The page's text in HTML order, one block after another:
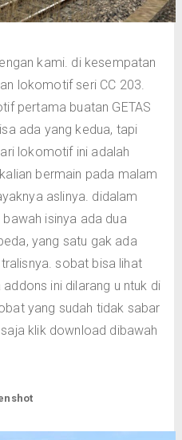
kami. di kesempatan
lokomotif seri CC 203.
pertama buatan GETAS
ada yang kedua, tapi
lokomotif ini adalah
bermain pada malam
aslinya. didalam
isinya ada dua
yang satu gak ada
sobat bisa lihat
ini dilarang u ntuk di
yang sudah tidak sabar
klik download dibawah